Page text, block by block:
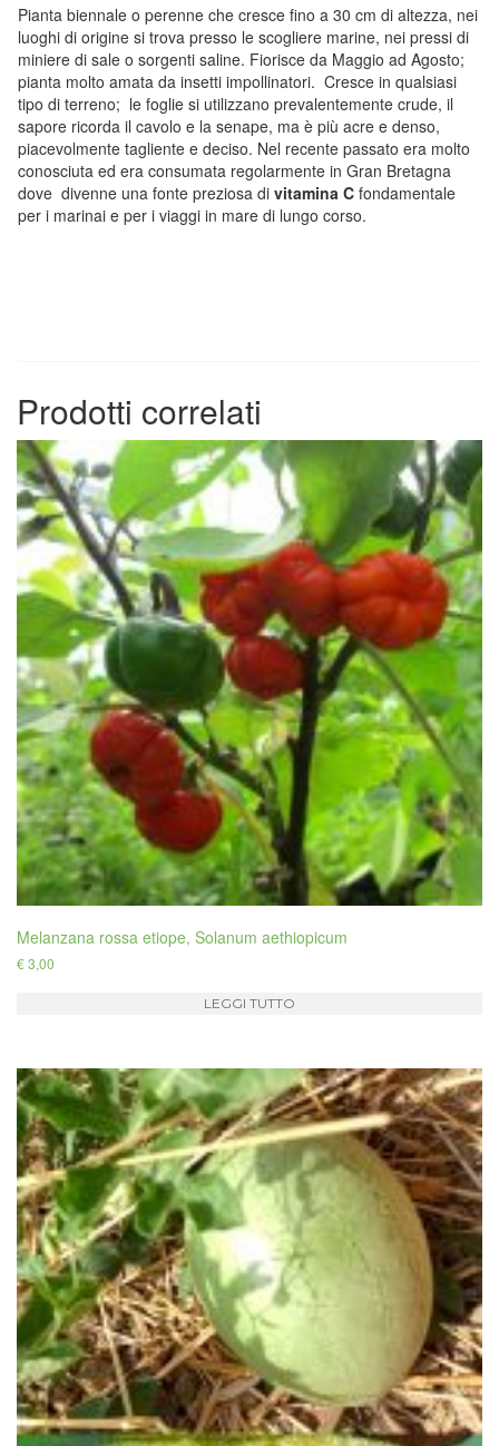
Pianta biennale o perenne che cresce fino a 30 cm di altezza, nei
luoghi di origine si trova presso le scogliere marine, nei pressi di
miniere di sale o sorgenti saline. Fiorisce da Maggio ad Agosto;
pianta molto amata da insetti impollinatori. Cresce in qualsiasi
tipo di terreno; le foglie si utilizzano prevalentemente crude, il
sapore ricorda il cavolo e la senape, ma è più acre e denso,
piacevolmente tagliente e deciso. Nel recente passato era molto
conosciuta ed era consumata regolarmente in Gran Bretagna
dove divenne una fonte preziosa di vitamina C fondamentale
per i marinai e per i viaggi in mare di lungo corso.
Prodotti correlati
Melanzana rossa etiope, Solanum aethiopicum
€3,00
LEGGI TUTTO